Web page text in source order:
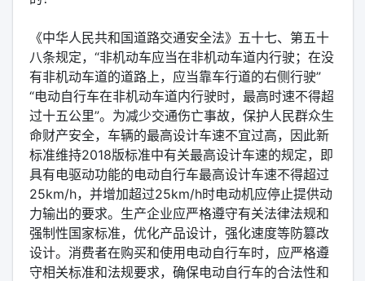
‌《中华人民共和国道路交通安全法》五十七、第五十
八条规定，“非机动车应当在非机动车道内行驶；在没
有非机动车道的道路上，应当靠车行道的右侧行驶”
“电动自行车在非机动车道内行驶时，最高时速不得超
过十五公里”。为减少交通伤亡事故，保护人民群众生
命财产安全，车辆的最高设计车速不宜过高，因此新
标准维持2018版标准中有关最高设计车速的规定，即
具有电驱动功能的电动自行车最高设计车速不得超过
25km/h，并增加超过25km/h时电动机应停止提供动
力输出的要求。生产企业应严格遵守有关法律法规和
强制性国家标准，优化产品设计，强化速度等防篡改
设计。消费者在购买和使用电动自行车时，应严格遵
守相关标准和法规要求，确保电动自行车的合法性和